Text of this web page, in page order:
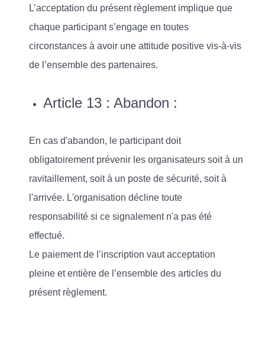
L’acceptation du présent règlement implique que
chaque participant s’engage en toutes
circonstances à avoir une attitude positive vis-à-vis
de l’ensemble des partenaires.
Article 13 : Abandon :
En cas d'abandon, le participant doit
obligatoirement prévenir les organisateurs soit à un
ravitaillement, soit à un poste de sécurité, soit à
l'arrivée. L'organisation décline toute
responsabilité si ce signalement n'a pas été
effectué.
Le paiement de l’inscription vaut acceptation
pleine et entière de l’ensemble des articles du
présent règlement.